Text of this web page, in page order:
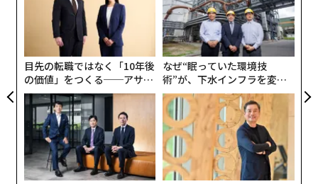
目先の転職ではなく「10年後
の価値」をつくる──アサイ
ンの長期伴走型支援とは
なぜ“眠っていた環境技
術”が、下水インフラを変え
たのか──産総研×月島JFE
アクアソリューションの10年